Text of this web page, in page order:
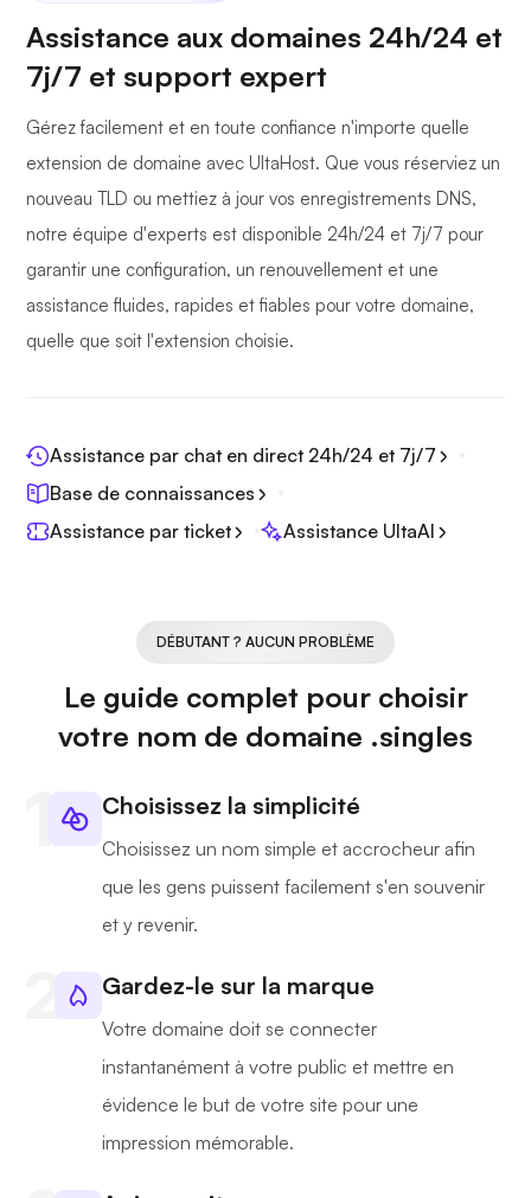
Assistance aux domaines 24h/24 et
7j/7 et support expert
Gérez facilement et en toute confiance n'importe quelle
extension de domaine avec UltaHost. Que vous réserviez un
nouveau TLD ou mettiez à jour vos enregistrements DNS,
notre équipe d'experts est disponible 24h/24 et 7j/7 pour
garantir une configuration, un renouvellement et une
assistance fluides, rapides et fiables pour votre domaine,
quelle que soit l'extension choisie.
Assistance par chat en direct 24h/24 et 7j/7
Base de connaissances
Assistance par ticket
Assistance UltaAI
DÉBUTANT ? AUCUN PROBLÈME
Le guide complet pour choisir
votre nom de domaine .singles
Choisissez la simplicité
Choisissez un nom simple et accrocheur afin
que les gens puissent facilement s'en souvenir
et y revenir.
Gardez-le sur la marque
Votre domaine doit se connecter
instantanément à votre public et mettre en
évidence le but de votre site pour une
impression mémorable.